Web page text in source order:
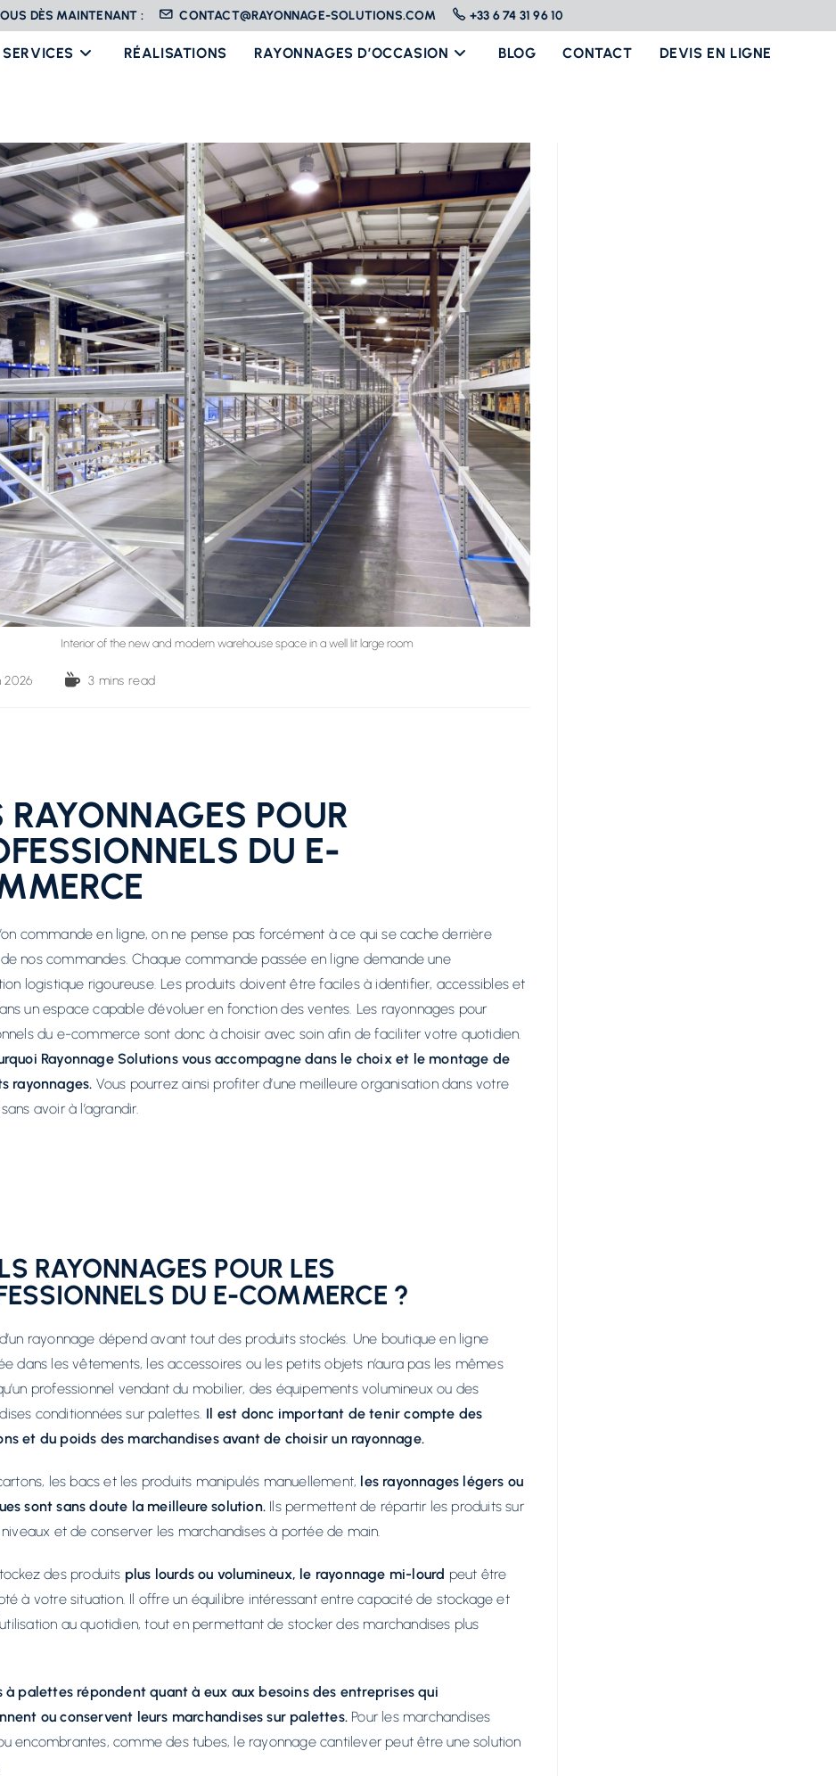
DÈS MAINTENANT : CONTACT@RAYONNAGE-SOLUTIONS.COM +33 6 74 31 96 10
SERVICES RÉALISATIONS RAYONNAGES D’OCCASION BLOG CONTACT DEVIS EN LIGNE
Interior of the new and modern warehouse space in a well lit large room
2026 3 mins read
RAYONNAGES POUR
DU E-
commande en ligne, on ne pense pas forcément à ce qui se cache derrière
nos commandes. Chaque commande passée en ligne demande une
logistique rigoureuse. Les produits doivent être faciles à identifier, accessibles et
un espace capable d’évoluer en fonction des ventes. Les rayonnages pour
du e-commerce sont donc à choisir avec soin afin de faciliter votre quotidien.
Rayonnage Solutions vous accompagne dans le choix et le montage de
rayonnages. Vous pourrez ainsi profiter d’une meilleure organisation dans votre
avoir à l’agrandir.
RAYONNAGES POUR LES
DU E-COMMERCE ?
rayonnage dépend avant tout des produits stockés. Une boutique en ligne
dans les vêtements, les accessoires ou les petits objets n’aura pas les mêmes
professionnel vendant du mobilier, des équipements volumineux ou des
conditionnées sur palettes. Il est donc important de tenir compte des
et du poids des marchandises avant de choisir un rayonnage.
les bacs et les produits manipulés manuellement, les rayonnages légers ou
sont sans doute la meilleure solution. Ils permettent de répartir les produits sur
niveaux et de conserver les marchandises à portée de main.
des produits plus lourds ou volumineux, le rayonnage mi-lourd peut être
à votre situation. Il offre un équilibre intéressant entre capacité de stockage et
au quotidien, tout en permettant de stocker des marchandises plus
à palettes répondent quant à eux aux besoins des entreprises qui
ou conservent leurs marchandises sur palettes. Pour les marchandises
encombrantes, comme des tubes, le rayonnage cantilever peut être une solution